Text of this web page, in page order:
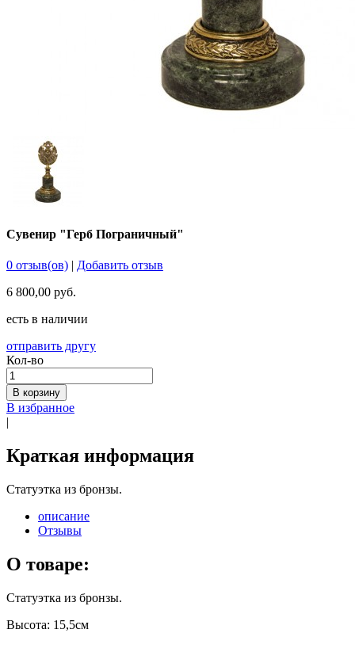
Сувенир "Герб Пограничный"
0 отзыв(ов) | Добавить отзыв
6 800,00 руб.
есть в наличии
отправить другу
Кол-во
В корзину
В избранное
|
Краткая информация
Статуэтка из бронзы.
описание
Отзывы
О товаре:
Статуэтка из бронзы.
Высота: 15,5см